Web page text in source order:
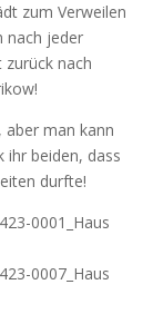
zum Verweilen
nach jeder
nach
aber man kann
ihr beiden, dass
durfte!